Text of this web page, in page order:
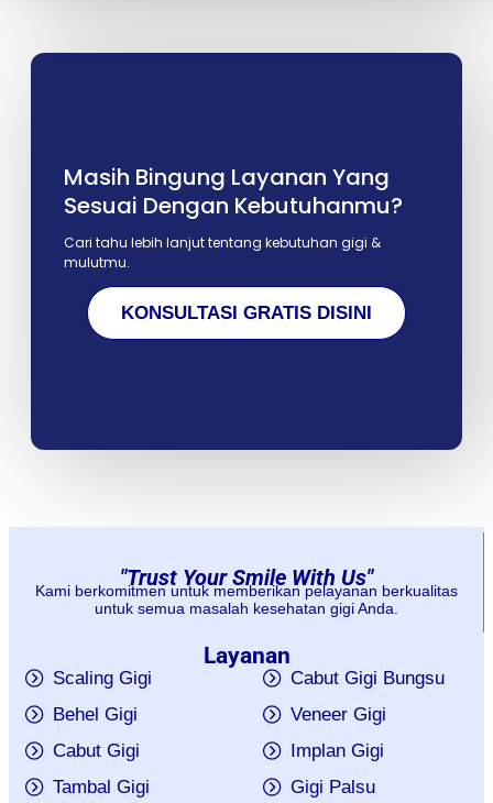
Masih Bingung Layanan Yang
Sesuai Dengan Kebutuhanmu?
Cari tahu lebih lanjut tentang kebutuhan gigi &
mulutmu.
KONSULTASI GRATIS DISINI
"Trust Your Smile With Us"
Kami berkomitmen untuk memberikan pelayanan berkualitas
untuk semua masalah kesehatan gigi Anda.
Layanan
Scaling Gigi
Behel Gigi
Cabut Gigi
Tambal Gigi
Cabut Gigi Bungsu
Veneer Gigi
Implan Gigi
Gigi Palsu